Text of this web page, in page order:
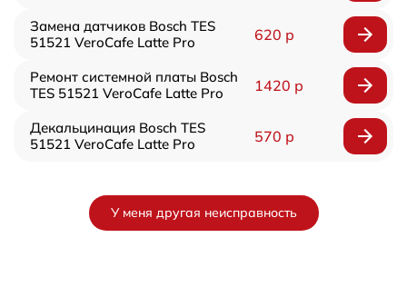
Замена датчиков Bosch TES
51521 VeroCafe Latte Pro
620 р
Ремонт системной платы Bosch
TES 51521 VeroCafe Latte Pro
1420 р
Декальцинация Bosch TES
51521 VeroCafe Latte Pro
570 р
У меня другая неисправность